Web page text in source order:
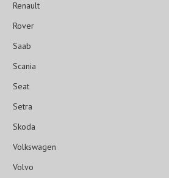
Renault
Rover
Saab
Scania
Seat
Setra
Skoda
Volkswagen
Volvo